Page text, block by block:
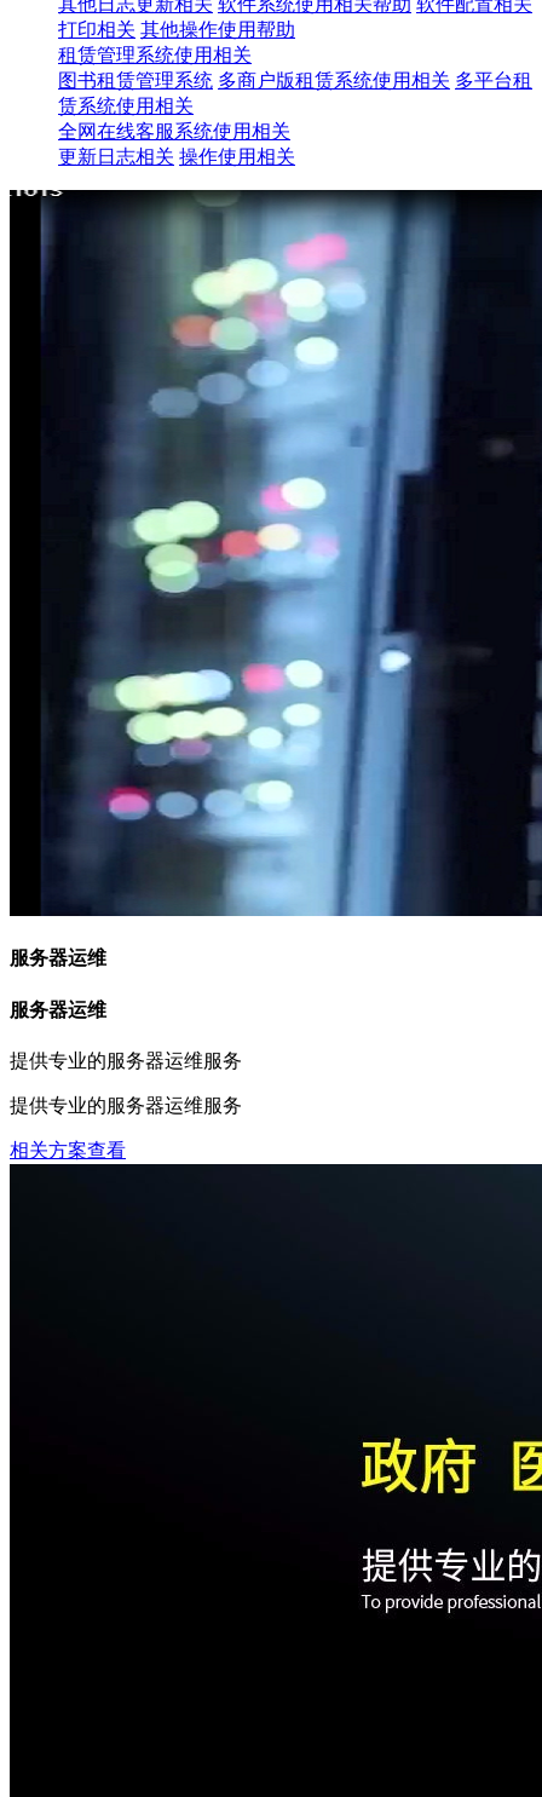
其他日志更新相关 软件系统使用相关帮助 软件配置相关
打印相关 其他操作使用帮助
租赁管理系统使用相关
图书租赁管理系统 多商户版租赁系统使用相关 多平台租
赁系统使用相关
全网在线客服系统使用相关
更新日志相关 操作使用相关
服务器运维
服务器运维
提供专业的服务器运维服务
提供专业的服务器运维服务
相关方案查看